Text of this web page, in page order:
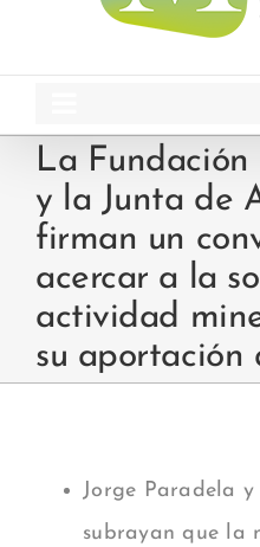
La
y la Junta de
firman un
acercar a la
actividad
su aportación
Jorge Paradela
subrayan que la